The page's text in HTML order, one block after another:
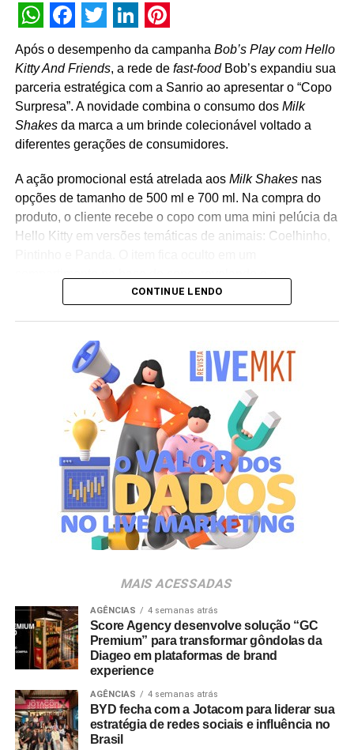
WhatsApp
Facebook
Twitter
LinkedIn
Pinterest
Após o desempenho da campanha Bob’s Play com Hello
Kitty And Friends, a rede de fast-foodBob’s expandiu sua
parceria estratégica com a Sanrio ao apresentar o “Copo
Surpresa”. A novidade combina o consumo dos Milk
Shakesda marca a um brinde colecionável voltado a
diferentes gerações de consumidores.
A ação promocional está atrelada aos Milk Shakesnas
opções de tamanho de 500 ml e 700 ml. Na compra do
produto, o cliente recebe o copo com uma mini pelúcia da
Hello Kitty em versões temáticas de animais: Coelhinho,
personagem surpresa apenas no momento da abertura
criação de experiências afetivas para diferentes
gerações. Com o Copo Surpresa, queremos trazer um
novo momento de interação com a marca, adicionando
um elemento de surpresa que torna cada visita ao Bob’s
ainda mais divertida”, aponta Renata Brigatti Lange,
diretora de marketing do Bob’s.
A campanha possui abrangência nacional e estará
disponível por tempo limitado em todos os restaurantes
da rede até 31 de agosto de 2026, ou enquanto durarem
os estoques nas unidades.
CONTINUE LENDO
MAIS ACESSADAS
AGÊNCIAS 4 semanas atrás
Score Agency desenvolve solução “GC
Premium” para transformar gôndolas da
Diageo em plataformas de brand
experience
AGÊNCIAS 4 semanas atrás
BYD fecha com a Jotacom para liderar sua
estratégia de redes sociais e influência no
Brasil